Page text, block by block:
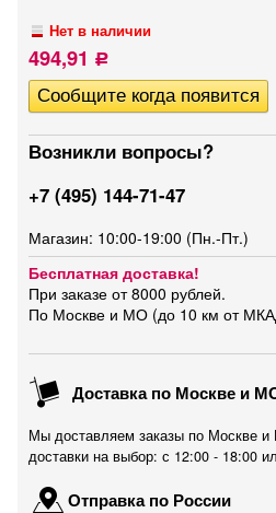
Нет в наличии
494,91 Р
Возникли вопросы?
+7 (495) 144-71-47
Магазин: 10:00-19:00 (Пн.-Пт.)
Бесплатная доставка!
При заказе от 8000 рублей.
По Москве и МО (до 10 км от
Доставка по Москве и
Мы доставляем заказы по Москве и
доставки на выбор: с 12:00 - 18:00
Отправка по России